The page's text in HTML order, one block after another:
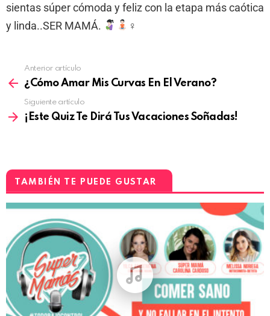
sientas súper cómoda y feliz con la etapa más caótica
y linda..SER MAMÁ.
‍♀
Anterior artículo
¿Cómo Amar Mis Curvas En El Verano?
Siguiente artículo
¡Este Quiz Te Dirá Tus Vacaciones Soñadas!
TAMBIÉN TE PUEDE GUSTAR